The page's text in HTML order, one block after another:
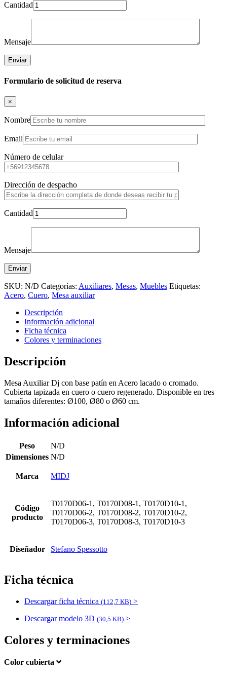
Cantidad
Mensaje
Formulario de solicitud de reserva
×
Nombre
Email
Número de celular
Dirección de despacho
Cantidad
Mensaje
SKU: N/D Categorías: Auxiliares, Mesas, Muebles Etiquetas:
Acero, Cuero, Mesa auxiliar
Descripción
Información adicional
Ficha técnica
Colores y terminaciones
Descripción
Mesa Auxiliar Dj con base patín en Acero lacado o cromado.
Cubierta tapizada en cuero o cuero regenerado. Disponible en tres
tamaños diferentes: Ø100, Ø80 o Ø60 cm.
Información adicional
Peso
N/D
Dimensiones N/D
Marca MIDJ
Código
producto
T0170D06-1, T0170D08-1, T0170D10-1,
T0170D06-2, T0170D08-2, T0170D10-2,
T0170D06-3, T0170D08-3, T0170D10-3
Diseñador Stefano Spessotto
Ficha técnica
Descargar ficha técnica (112,7 KB) >
Descargar modelo 3D (30,5 KB) >
Colores y terminaciones
Color cubierta